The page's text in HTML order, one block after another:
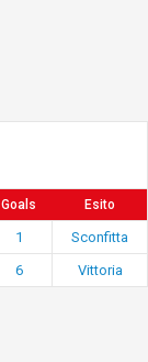
Goals Esito
1
Sconfitta
6 Vittoria